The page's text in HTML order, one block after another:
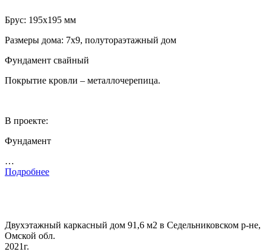
Брус: 195х195 мм
Размеры дома: 7х9, полутораэтажный дом
Фундамент свайный
Покрытие кровли – металлочерепица.
В проекте:
Фундамент
…
Подробнее
Двухэтажный каркасный дом 91,6 м2 в Седельниковском р-не,
Омской обл.
2021г.